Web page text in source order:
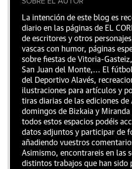
La intención de este blog es
diario en las páginas de EL
de escritores y otros
vascas con humor, páginas
sobre fiestas de Vitoria-
San Juan del Monte,... El
del Deportivo Alavés,
ilustraciones para artículos y
tiras diarias de las ediciones de
domingos de Bizkaia y Miranda
todos estos espacios podéis
datos adjuntos y participar de
añadiendo vuestros
Asimismo, encontrareis en las
distintos trabajos que han sido